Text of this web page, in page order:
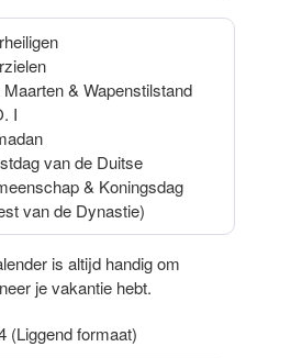
Maarten & Wapenstilstand
I
van de Duitse
& Koningsdag
van de Dynastie)
is altijd handig om
je vakantie hebt.
(Liggend formaat)